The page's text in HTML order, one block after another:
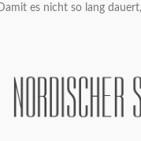
es nicht so lang